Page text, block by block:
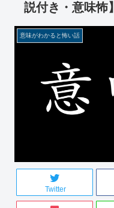
説付き・意味怖】
意味がわかると怖い話
Twitter